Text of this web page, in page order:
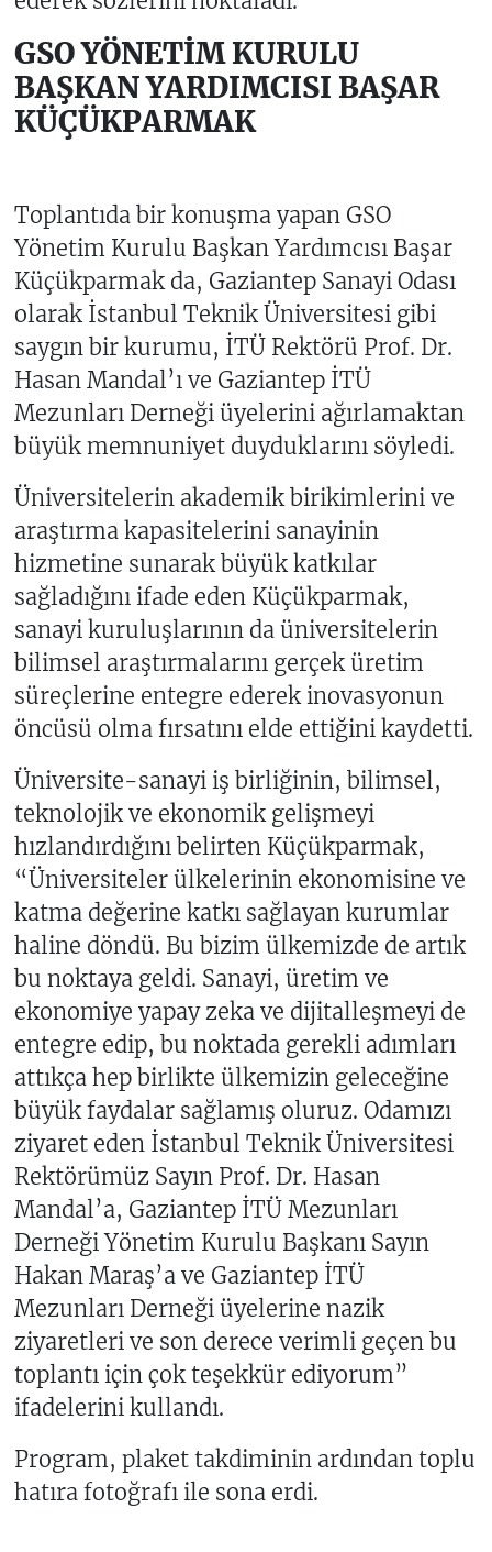
GSO YÖNETİM KURULU
BAŞKAN YARDIMCISI BAŞAR
KÜÇÜKPARMAK
Toplantıda bir konuşma yapan GSO
Yönetim Kurulu Başkan Yardımcısı Başar
Küçükparmak da, Gaziantep Sanayi Odası
olarak İstanbul Teknik Üniversitesi gibi
saygın bir kurumu, İTÜ Rektörü Prof. Dr.
Hasan Mandal’ı ve Gaziantep İTÜ
Mezunları Derneği üyelerini ağırlamaktan
büyük memnuniyet duyduklarını söyledi.
Üniversitelerin akademik birikimlerini ve
araştırma kapasitelerini sanayinin
hizmetine sunarak büyük katkılar
sağladığını ifade eden Küçükparmak,
sanayi kuruluşlarının da üniversitelerin
bilimsel araştırmalarını gerçek üretim
süreçlerine entegre ederek inovasyonun
öncüsü olma fırsatını elde ettiğini kaydetti.
Üniversite-sanayi iş birliğinin, bilimsel,
teknolojik ve ekonomik gelişmeyi
hızlandırdığını belirten Küçükparmak,
“Üniversiteler ülkelerinin ekonomisine ve
katma değerine katkı sağlayan kurumlar
haline döndü. Bu bizim ülkemizde de artık
bu noktaya geldi. Sanayi, üretim ve
ekonomiye yapay zeka ve dijitalleşmeyi de
entegre edip, bu noktada gerekli adımları
attıkça hep birlikte ülkemizin geleceğine
büyük faydalar sağlamış oluruz. Odamızı
ziyaret eden İstanbul Teknik Üniversitesi
Rektörümüz Sayın Prof. Dr. Hasan
Mandal’a, Gaziantep İTÜ Mezunları
Derneği Yönetim Kurulu Başkanı Sayın
Hakan Maraş’a ve Gaziantep İTÜ
Mezunları Derneği üyelerine nazik
ziyaretleri ve son derece verimli geçen bu
toplantı için çok teşekkür ediyorum”
ifadelerini kullandı.
Program, plaket takdiminin ardından toplu
hatıra fotoğrafı ile sona erdi.